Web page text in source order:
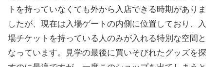
トを持っていなくても外から入店できる時期がありま
したが、現在は入場ゲートの内側に位置しており、入
場チケットを持っている人のみが入れる特別な空間と
なっています。見学の最後に買いそびれたグッズを探